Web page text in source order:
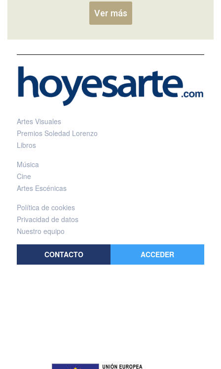
Ver más
Artes Visuales
Premios Soledad Lorenzo
Libros
Música
Cine
Artes Escénicas
Política de cookies
Privacidad de datos
Nuestro equipo
CONTACTO ACCEDER